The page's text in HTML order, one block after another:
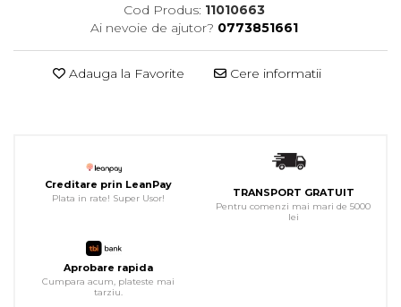
Cod Produs: 11010663
Ai nevoie de ajutor? 0773851661
Adauga la Favorite Cere informatii
Creditare prin LeanPay
Plata in rate! Super Usor!
TRANSPORT GRATUIT
Pentru comenzi mai mari de 5000
lei
Aprobare rapida
Cumpara acum, plateste mai
tarziu.